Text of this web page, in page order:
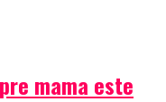
mama este